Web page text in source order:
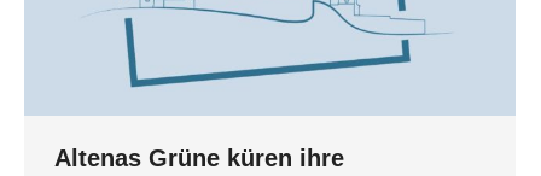
Altenas Grüne küren ihre